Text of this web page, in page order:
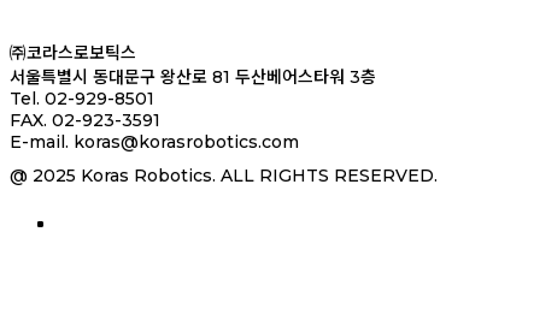
㈜코라스로보틱스
서울특별시 동대문구 왕산로 81 두산베어스타워 3층
Tel. 02-929-8501
FAX. 02-923-3591
E-mail. koras@korasrobotics.com
@ 2025 Koras Robotics. ALL RIGHTS RESERVED.